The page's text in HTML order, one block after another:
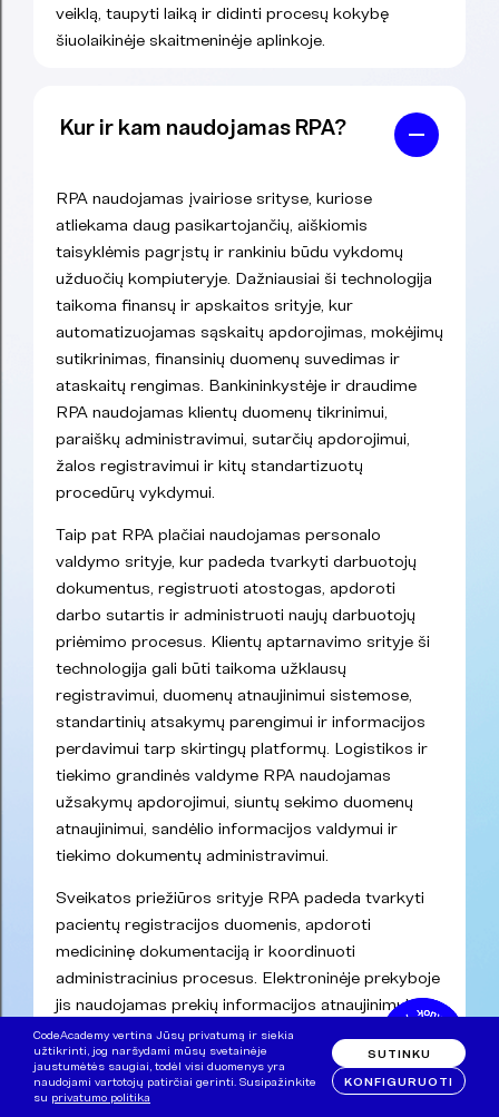
veiklą, taupyti laiką ir didinti procesų kokybę
šiuolaikinėje skaitmeninėje aplinkoje.
Kur ir kam naudojamas RPA?
RPA naudojamas įvairiose srityse, kuriose
atliekama daug pasikartojančių, aiškiomis
taisyklėmis pagrįstų ir rankiniu būdu vykdomų
užduočių kompiuteryje. Dažniausiai ši technologija
taikoma finansų ir apskaitos srityje, kur
automatizuojamas sąskaitų apdorojimas, mokėjimų
sutikrinimas, finansinių duomenų suvedimas ir
ataskaitų rengimas. Bankininkystėje ir draudime
RPA naudojamas klientų duomenų tikrinimui,
paraiškų administravimui, sutarčių apdorojimui,
žalos registravimui ir kitų standartizuotų
procedūrų vykdymui.
Taip pat RPA plačiai naudojamas personalo
valdymo srityje, kur padeda tvarkyti darbuotojų
dokumentus, registruoti atostogas, apdoroti
darbo sutartis ir administruoti naujų darbuotojų
priėmimo procesus. Klientų aptarnavimo srityje ši
technologija gali būti taikoma užklausų
registravimui, duomenų atnaujinimui sistemose,
standartinių atsakymų parengimui ir informacijos
perdavimui tarp skirtingų platformų. Logistikos ir
tiekimo grandinės valdyme RPA naudojamas
užsakymų apdorojimui, siuntų sekimo duomenų
atnaujinimui, sandėlio informacijos valdymui ir
tiekimo dokumentų administravimui.
Sveikatos priežiūros srityje RPA padeda tvarkyti
pacientų registracijos duomenis, apdoroti
medicininę dokumentaciją ir koordinuoti
administracinius procesus. Elektroninėje prekyboje
jis naudojamas prekių informacijos atnaujinimui,
užsakymų valdymui, sąskaitų išrašymui ir klientų
duomenų administravimui. Apskritai RPA
naudojamas visose organizacijose, kur siekiama
sumažinti rutininių darbų kiekį, padidinti darbo
CodeAcademy vertina Jūsų privatumą ir siekia
užtikrinti, jog naršydami mūsų svetainėje
jaustumėtės saugiai, todėl visi duomenys yra
naudojami vartotojų patirčiai gerinti. Susipažinkite
su privatumo politika
SUTINKU
KONFIGURUOTI